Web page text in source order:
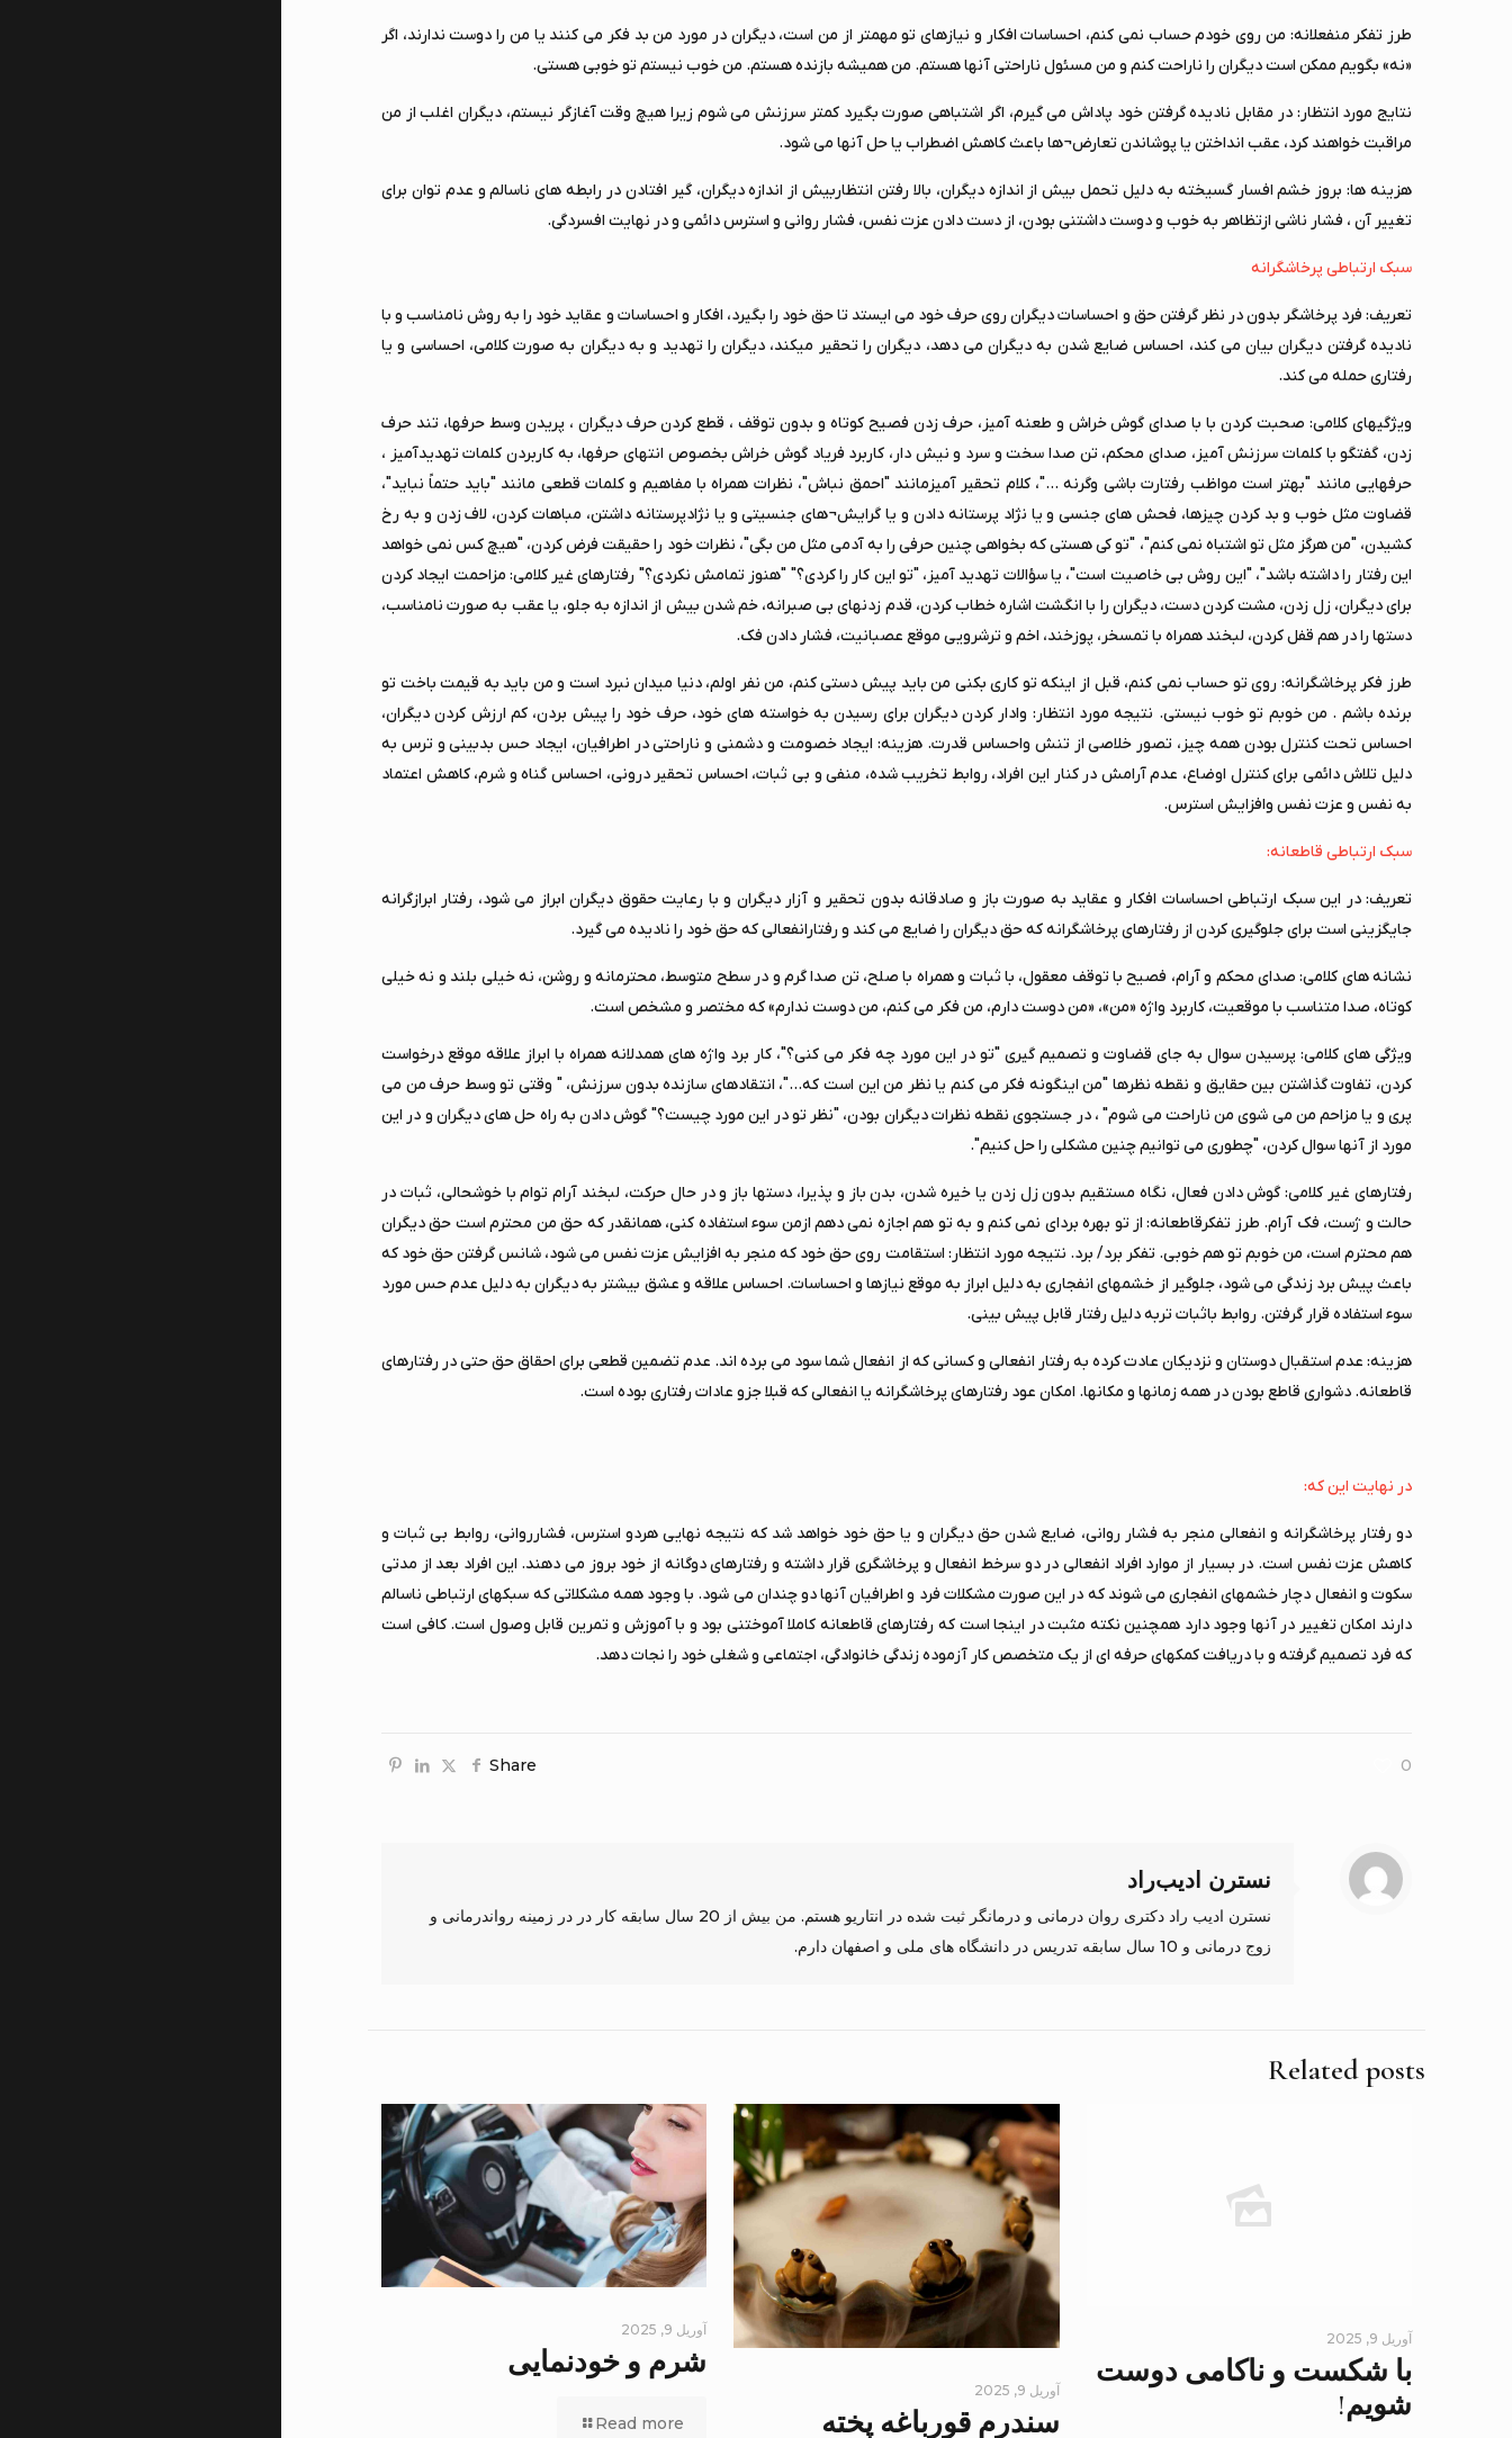
طرز تفکر منفعلانه: من روی خودم حساب نمی کنم، احساسات افکار و نیازهای تو مهمتر از من است، دیگران در مورد من بد فکر می کنند یا من را دوست ندارند، اگر
«نه» بگویم ممکن است دیگران را ناراحت کنم و من مسئول ناراحتی آنها هستم. من همیشه بازنده هستم. من خوب نیستم تو خوبی هستی.
نتایج مورد انتظار: در مقابل نادیده گرفتن خود پاداش می گیرم، اگر اشتباهی صورت بگیرد کمتر سرزنش می شوم زیرا هیچ وقت آغازگر نیستم، دیگران اغلب از من
مراقبت خواهند کرد، عقب انداختن یا پوشاندن تعارض¬ها باعث کاهش اضطراب یا حل آنها می شود.
هزینه ها: بروز خشم افسار گسیخته به دلیل تحمل بیش از اندازه دیگران، بالا رفتن انتظاربیش از اندازه دیگران، گیر افتادن در رابطه های ناسالم و عدم توان برای
تغییر آن ، فشار ناشی ازتظاهر به خوب و دوست داشتنی بودن، از دست دادن عزت نفس، فشار روانی و استرس دائمی و در نهایت افسردگی.
سبک ارتباطی پرخاشگرانه
تعریف: فرد پرخاشگر بدون در نظر گرفتن حق و احساسات دیگران روی حرف خود می ایستد تا حق خود را بگیرد، افکار و احساسات و عقاید خود را به روش نامناسب و با
نادیده گرفتن دیگران بیان می کند، احساس ضایع شدن به دیگران می دهد، دیگران را تحقیر میکند، دیگران را تهدید و به دیگران به صورت کلامی، احساسی و یا
رفتاری حمله می کند.
ویژگیهای کلامی: صحبت کردن با با صدای گوش خراش و طعنه آمیز، حرف زدن فصیح کوتاه و بدون توقف ، قطع کردن حرف دیگران ، پریدن وسط حرفها، تند حرف
زدن، گفتگو با کلمات سرزنش آمیز، صدای محکم، تن صدا سخت و سرد و نیش دار، کاربرد فریاد گوش خراش بخصوص انتهای حرفها، به کاربردن کلمات تهدیدآمیز ،
حرفهایی مانند "بهتر است مواظب رفتارت باشی وگرنه ..."، کلام تحقیر آمیزمانند "احمق نباش"، نظرات همراه با مفاهیم و کلمات قطعی مانند "باید حتماً نباید"،
قضاوت مثل خوب و بد کردن چیزها، فحش های جنسی و یا نژاد پرستانه دادن و یا گرایش¬های جنسیتی و یا نژادپرستانه داشتن، مباهات کردن، لاف زدن و به رخ
کشیدن، "من هرگز مثل تو اشتباه نمی کنم"، "تو کی هستی که بخواهی چنین حرفی را به آدمی مثل من بگی"، نظرات خود را حقیقت فرض کردن، "هیچ کس نمی خواهد
این رفتار را داشته باشد"، "این روش بی خاصیت است"، یا سؤالات تهدید آمیز، "تو این کار را کردی؟" "هنوز تمامش نکردی؟" رفتارهای غیر کلامی: مزاحمت ایجاد کردن
برای دیگران، زل زدن، مشت کردن دست، دیگران را با انگشت اشاره خطاب کردن، قدم زدنهای بی صبرانه، خم شدن بیش از اندازه به جلو، یا عقب به صورت نامناسب،
دستها را در هم قفل کردن، لبخند همراه با تمسخر، پوزخند، اخم و ترشرویی موقع عصبانیت، فشار دادن فک.
طرز فکر پرخاشگرانه: روی تو حساب نمی کنم، قبل از اینکه تو کاری بکنی من باید پیش دستی کنم، من نفر اولم، دنیا میدان نبرد است و من باید به قیمت باخت تو
برنده باشم . من خوبم تو خوب نیستی. نتیجه مورد انتظار: وادار کردن دیگران برای رسیدن به خواسته های خود، حرف خود را پیش بردن، کم ارزش کردن دیگران،
احساس تحت کنترل بودن همه چیز، تصور خلاصی از تنش واحساس قدرت. هزینه: ایجاد خصومت و دشمنی و ناراحتی در اطرافیان، ایجاد حس بدبینی و ترس به
دلیل تلاش دائمی برای کنترل اوضاع، عدم آرامش در کنار این افراد، روابط تخریب شده، منفی و بی ثبات، احساس تحقیر درونی، احساس گناه و شرم، کاهش اعتماد
به نفس و عزت نفس وافزایش استرس.
سبک ارتباطی قاطعانه:
تعریف: در این سبک ارتباطی احساسات افکار و عقاید به صورت باز و صادقانه بدون تحقیر و آزار دیگران و با رعایت حقوق دیگران ابراز می شود، رفتار ابرازگرانه
جایگزینی است برای جلوگیری کردن از رفتارهای پرخاشگرانه که حق دیگران را ضایع می کند و رفتارانفعالی که حق خود را نادیده می گیرد.
نشانه های کلامی: صدای محکم و آرام، فصیح با توقف معقول، با ثبات و همراه با صلح، تن صدا گرم و در سطح متوسط، محترمانه و روشن، نه خیلی بلند و نه خیلی
کوتاه، صدا متناسب با موقعیت، کاربرد واژه «من»، «من دوست دارم، من فکر می کنم، من دوست ندارم» که مختصر و مشخص است.
ویژگی های کلامی: پرسیدن سوال به جای قضاوت و تصمیم گیری "تو در این مورد چه فکر می کنی؟"، کار برد واژه های همدلانه همراه با ابراز علاقه موقع درخواست
کردن، تفاوت گذاشتن بین حقایق و نقطه نظرها "من اینگونه فکر می کنم یا نظر من این است که..."، انتقادهای سازنده بدون سرزنش، " وقتی تو وسط حرف من می
پری و یا مزاحم من می شوی من ناراحت می شوم" ، در جستجوی نقطه نظرات دیگران بودن، "نظر تو در این مورد چیست؟" گوش دادن به راه حل های دیگران و در این
مورد از آنها سوال کردن، "چطوری می توانیم چنین مشکلی را حل کنیم".
رفتارهای غیر کلامی: گوش دادن فعال، نگاه مستقیم بدون زل زدن یا خیره شدن، بدن باز و پذیرا، دستها باز و در حال حرکت، لبخند آرام توام با خوشحالی، ثبات در
حالت و ژست، فک آرام. طرز تفکرقاطعانه: از تو بهره بردای نمی کنم و به تو هم اجازه نمی دهم ازمن سوء استفاده کنی، همانقدر که حق من محترم است حق دیگران
هم محترم است، من خوبم تو هم خوبی. تفکر برد/ برد. نتیجه مورد انتظار: استقامت روی حق خود که منجر به افزایش عزت نفس می شود، شانس گرفتن حق خود که
باعث پیش برد زندگی می شود، جلوگیر از خشمهای انفجاری به دلیل ابراز به موقع نیازها و احساسات. احساس علاقه و عشق بیشتر به دیگران به دلیل عدم حس مورد
سوء استفاده قرار گرفتن. روابط باثبات تربه دلیل رفتار قابل پیش بینی.
هزینه: عدم استقبال دوستان و نزدیکان عادت کرده به رفتار انفعالی و کسانی که از انفعال شما سود می برده اند. عدم تضمین قطعی برای احقاق حق حتی در رفتارهای
قاطعانه. دشواری قاطع بودن در همه زمانها و مکانها. امکان عود رفتارهای پرخاشگرانه یا انفعالی که قبلا جزو عادات رفتاری بوده است.
در نهایت این که:
دو رفتار پرخاشگرانه و انفعالی منجر به فشار روانی، ضایع شدن حق دیگران و یا حق خود خواهد شد که نتیجه نهایی هردو استرس، فشارروانی، روابط بی ثبات و
کاهش عزت نفس است. در بسیار از موارد افراد انفعالی در دو سرخط انفعال و پرخاشگری قرار داشته و رفتارهای دوگانه از خود بروز می دهند. این افراد بعد از مدتی
سکوت و انفعال دچار خشمهای انفجاری می شوند که در این صورت مشکلات فرد و اطرافیان آنها دو چندان می شود. با وجود همه مشکلاتی که سبکهای ارتباطی ناسالم
دارند امکان تغییر در آنها وجود دارد همچنین نکته مثبت در اینجا است که رفتارهای قاطعانه کاملا آموختنی بود و با آموزش و تمرین قابل وصول است. کافی است
که فرد تصمیم گرفته و با دریافت کمکهای حرفه ای از یک متخصص کار آزموده زندگی خانوادگی، اجتماعی و شغلی خود را نجات دهد.
Share 0
نسترن ادیب‌راد
نسترن ادیب راد دکتری روان درمانی و درمانگر ثبت شده در انتاریو هستم. من بیش از 20 سال سابقه کار در در زمینه رواندرمانی و
زوج درمانی و 10 سال سابقه تدریس در دانشگاه های ملی و اصفهان دارم.
Related posts
آوریل 9, 2025
با شکست و ناکامی دوست
شویم!
آوریل 9, 2025
سندرم قورباغه پخته
آوریل 9, 2025
شرم و خودنمایی
Read more